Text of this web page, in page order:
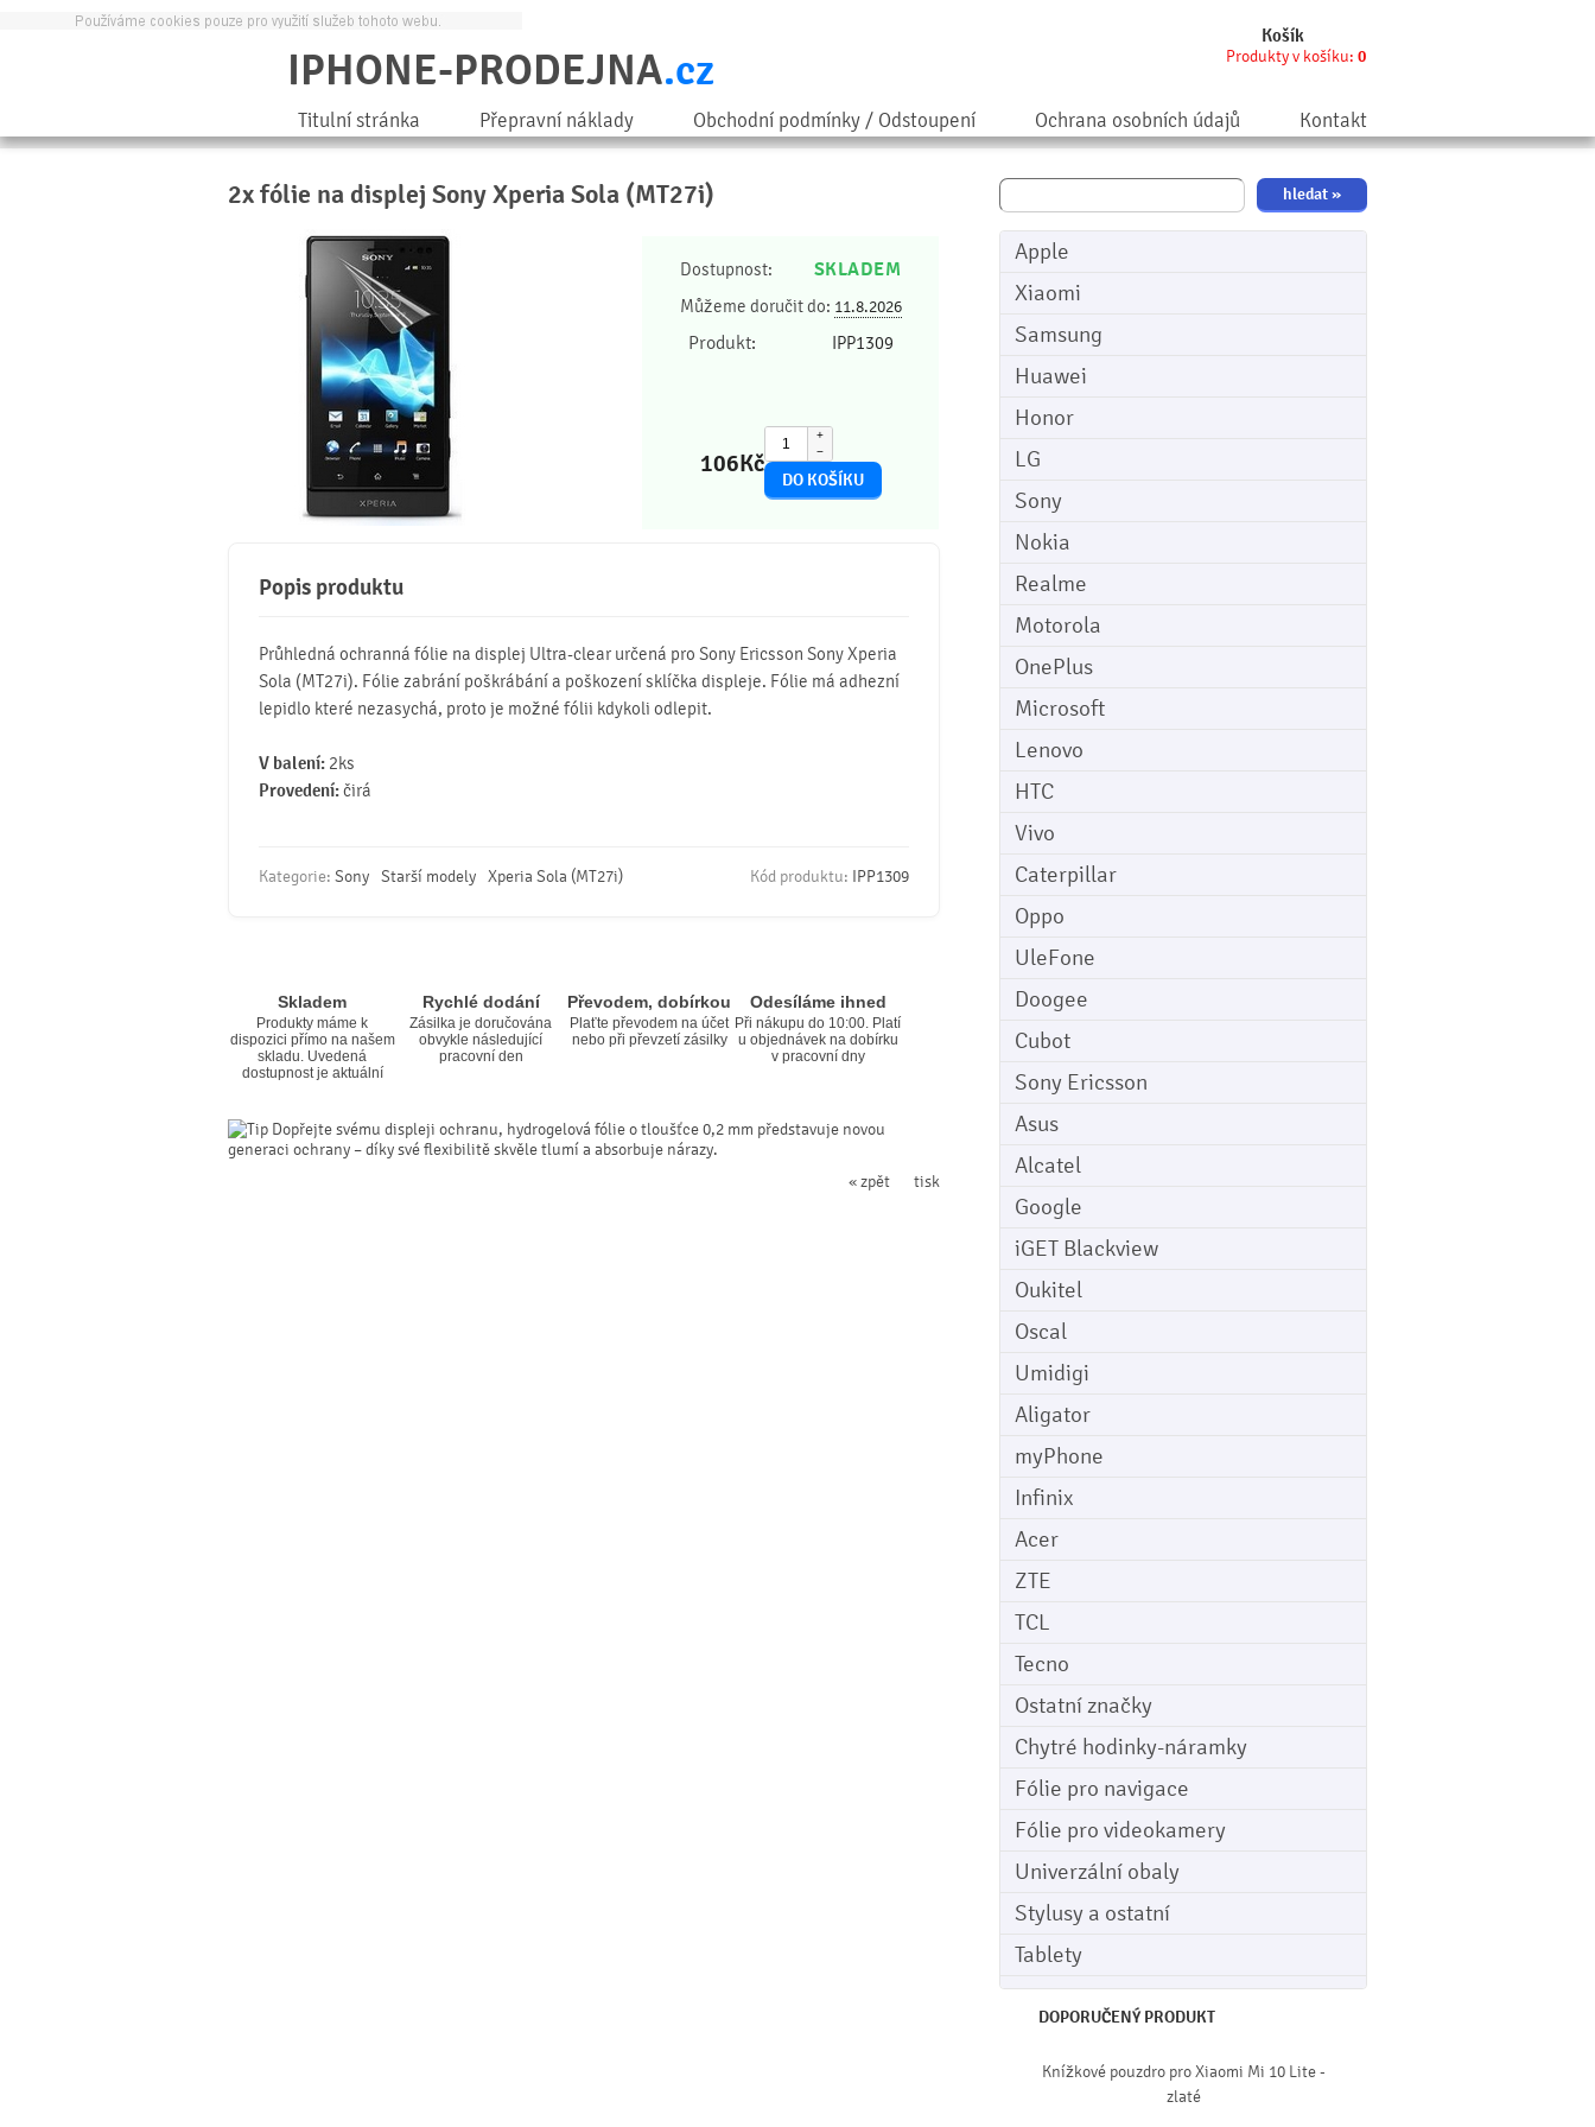
Košík
Produkty v košíku: 0
IPHONE-PRODEJNA.cz
Titulní stránka Přepravní náklady Obchodní podmínky / Odstoupení Ochrana osobních údajů Kontakt
Apple
Xiaomi
Samsung
Huawei
Honor
LG
Sony
Nokia
Realme
Motorola
OnePlus
Microsoft
Lenovo
HTC
Vivo
Caterpillar
Oppo
UleFone
Doogee
Cubot
Sony Ericsson
Asus
Alcatel
Google
iGET Blackview
Oukitel
Oscal
Umidigi
Aligator
myPhone
Infinix
Acer
ZTE
TCL
Tecno
Ostatní značky
Chytré hodinky-náramky
Fólie pro navigace
Fólie pro videokamery
Univerzální obaly
Stylusy a ostatní
Tablety
DOPORUČENÝ PRODUKT
Knížkové pouzdro pro Xiaomi Mi 10 Lite -
zlaté
2x fólie na displej Sony Xperia Sola (MT27i)
Dostupnost: SKLADEM
Můžeme doručit do: 11.8.2026
Produkt: IPP1309
106Kč
+
−
Popis produktu
Průhledná ochranná fólie na displej Ultra-clear určená pro Sony Ericsson Sony Xperia
Sola (MT27i). Fólie zabrání poškrábání a poškození sklíčka displeje. Fólie má adhezní
lepidlo které nezasychá, proto je možné fólii kdykoli odlepit.
V balení: 2ks
Provedení:čirá
Kategorie: Sony Starší modely Xperia Sola (MT27i) Kód produktu: IPP1309
Skladem
Produkty máme k
dispozici přímo na našem
skladu. Uvedená
dostupnost je aktuální
Rychlé dodání
Zásilka je doručována
obvykle následující
pracovní den
Převodem, dobírkou
Plaťte převodem na účet
nebo při převzetí zásilky
Odesíláme ihned
Při nákupu do 10:00. Platí
u objednávek na dobírku
v pracovní dny
Dopřejte svému displeji ochranu, hydrogelová fólie o tloušťce 0,2 mm představuje novou
generaci ochrany – díky své flexibilitě skvěle tlumí a absorbuje nárazy.
tisk
« zpět